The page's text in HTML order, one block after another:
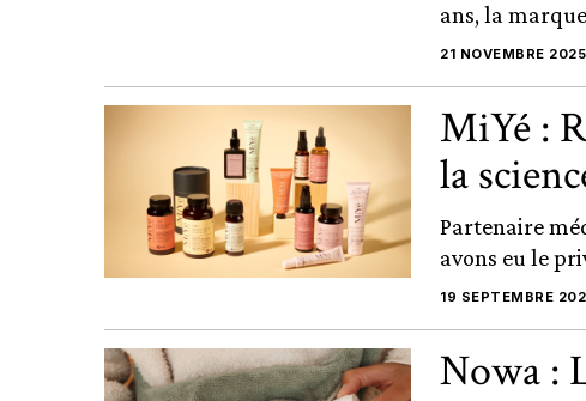
ans, la
21 NOVEMBRE 2025
MiYé :
la
Partenaire
avons eu le
19 SEPTEMBRE
Nowa :